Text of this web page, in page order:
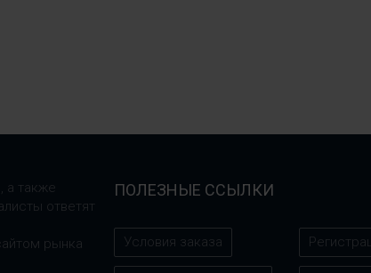
а также
ответят
рынка
ПОЛЕЗНЫЕ ССЫЛКИ
Условия заказа